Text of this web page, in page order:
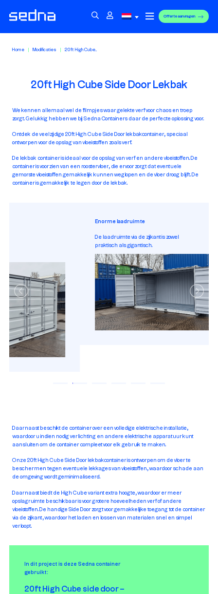
Offerte aanvragen
Home Modificaties 20ft High Cube...
20ft High Cube Side Door Lekbak
We kennen allemaal wel de filmpjes waar gelekte verf voor chaos en troep
zorgt. Gelukkig hebben we bij Sedna Containers daar de perfecte oplossing voor.
Ontdek de veelzijdige 20ft High Cube Side Door lekbakcontainer, speciaal
ontworpen voor de opslag van vloeistoffen zoals verf.
De lekbak container is ideaal voor de opslag van verf en andere vloeistoffen. De
container is voorzien van een roostervloer, die ervoor zorgt dat eventuele
gemorste vloeistoffen gemakkelijk kunnen weglopen en de vloer droog blijft. De
container is gemakkelijk te legen door de lekbak.
De laadruimte via de zijkant is zowel
Daarnaast beschikt de container over een volledige elektrische installatie,
waardoor u indien nodig verlichting en andere elektrische apparatuur kunt
aansluiten om de container compleet voor elk gebruik te maken.
Onze 20ft High Cube Side Door lekbakcontainer is ontworpen om de vloer te
beschermen tegen eventuele lekkages van vloeistoffen, waardoor schade aan
de omgeving wordt geminimaliseerd.
Daarnaast biedt de High Cube variant extra hoogte, waardoor er meer
opslagruimte beschikbaar is voor grotere hoeveelheden verf of andere
vloeistoffen. De handige Side Door zorgt voor gemakkelijke toegang tot de container
via de zijkant, waardoor het laden en lossen van materialen snel en simpel
verloopt.
In dit project is deze Sedna container
gebruikt:
20ft High Cube side door –